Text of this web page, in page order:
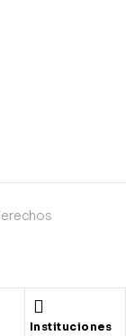
Instituciones